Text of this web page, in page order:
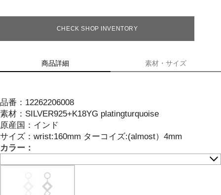
CHECK SHOP INVENTORY
商品詳細 素材・サイズ
品番： 12262206008
素材： SILVER925+K18YG platingturquoise
原産国： インド
サイズ： wrist:160mm ターコイズ:(almost）4mm
カラー：